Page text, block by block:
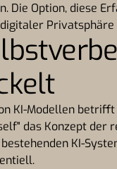
Die Option, diese
KI-Modellen
das Konzept der
KI-